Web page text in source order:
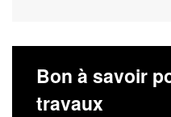
Bon à savoir
travaux